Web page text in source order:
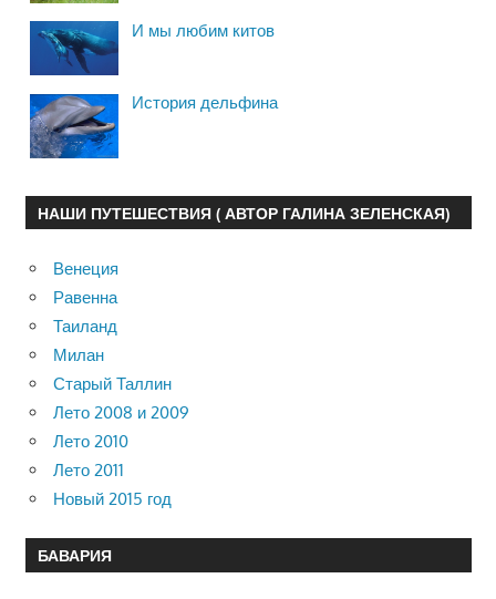
И мы любим китов
История дельфина
НАШИ ПУТЕШЕСТВИЯ ( АВТОР ГАЛИНА ЗЕЛЕНСКАЯ)
Венеция
Равенна
Таиланд
Милан
Старый Таллин
Лето 2008 и 2009
Лето 2010
Лето 2011
Новый 2015 год
БАВАРИЯ